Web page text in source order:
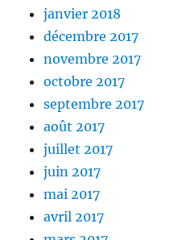
janvier 2018
décembre 2017
novembre 2017
octobre 2017
septembre 2017
août 2017
juillet 2017
juin 2017
mai 2017
avril 2017